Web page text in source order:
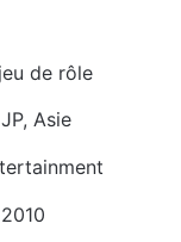
de rôle
Asie